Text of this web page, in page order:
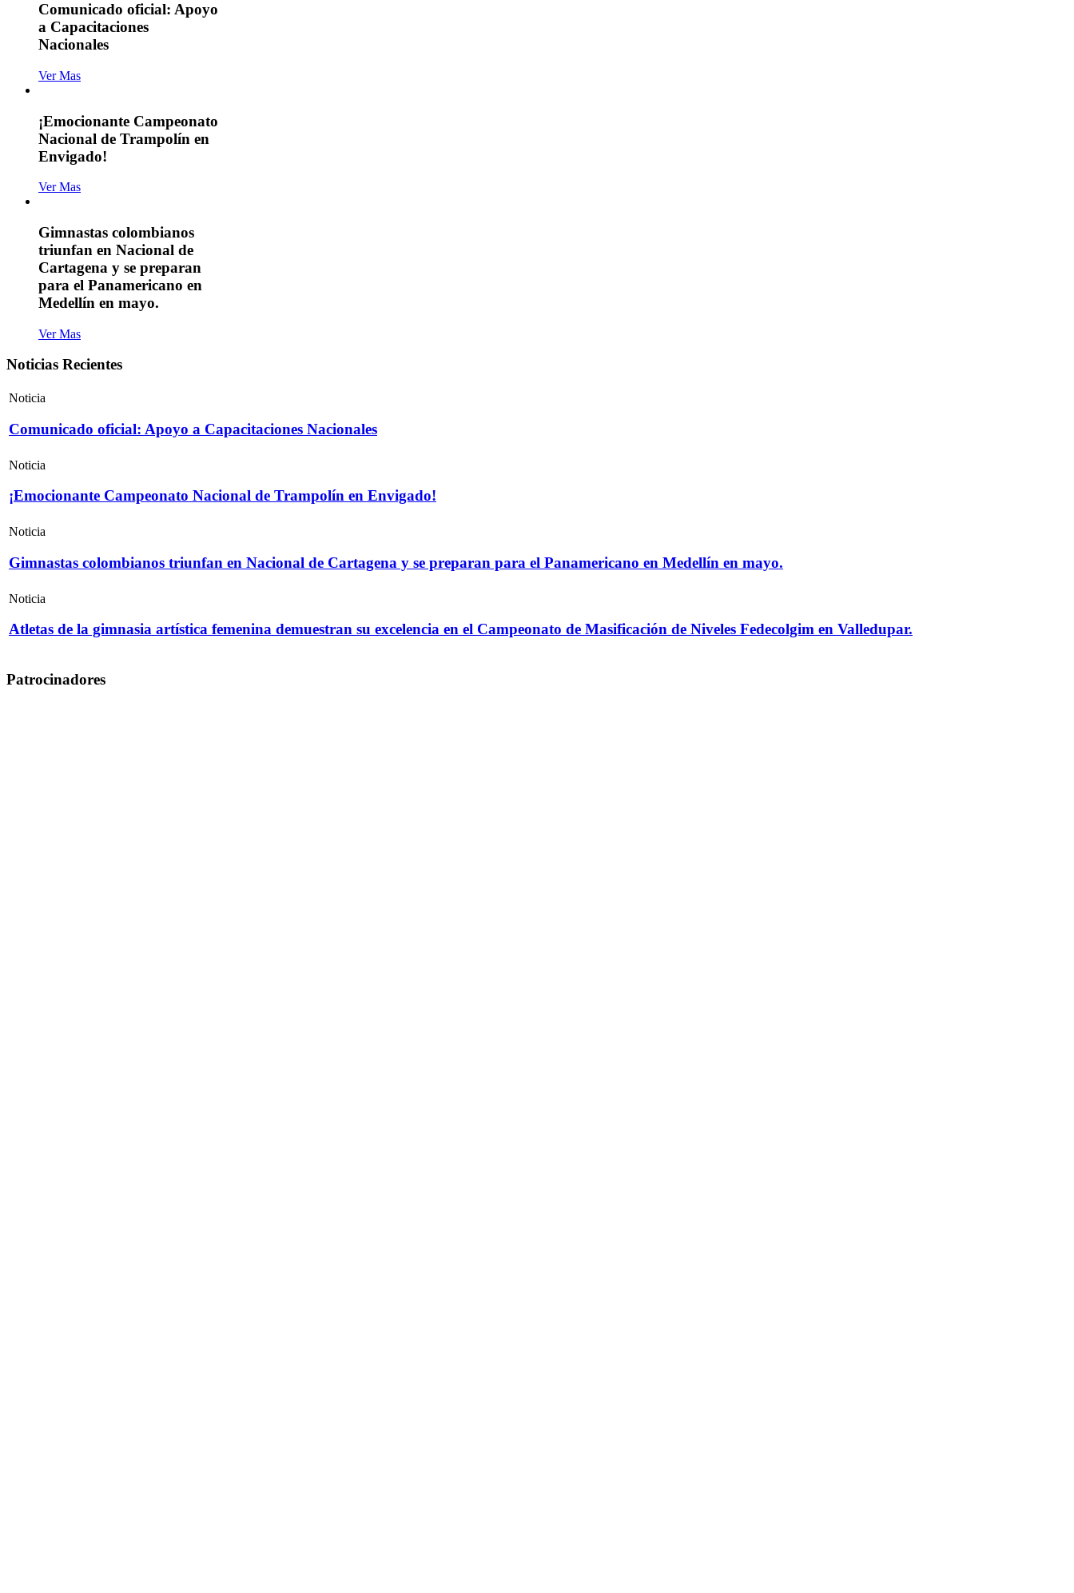
Comunicado oficial: Apoyo
a Capacitaciones
Nacionales
Ver Mas
¡Emocionante Campeonato
Nacional de Trampolín en
Envigado!
Ver Mas
Gimnastas colombianos
triunfan en Nacional de
Cartagena y se preparan
para el Panamericano en
Medellín en mayo.
Ver Mas
Noticias Recientes
Noticia
Comunicado oficial: Apoyo a Capacitaciones Nacionales
Noticia
¡Emocionante Campeonato Nacional de Trampolín en Envigado!
Noticia
Gimnastas colombianos triunfan en Nacional de Cartagena y se preparan para el Panamericano en Medellín en mayo.
Noticia
Atletas de la gimnasia artística femenina demuestran su excelencia en el Campeonato de Masificación de Niveles Fedecolgim en Valledupar.
Patrocinadores